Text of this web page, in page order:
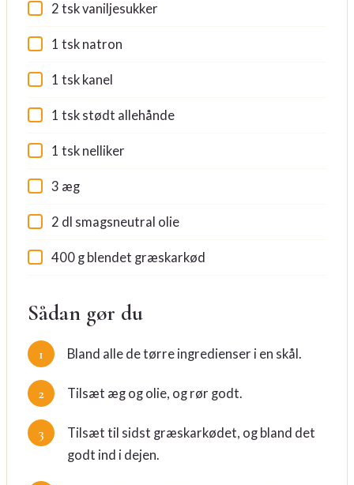
2 tsk vaniljesukker
1 tsk natron
1 tsk kanel
1 tsk stødt allehånde
1 tsk nelliker
3 æg
2 dl smagsneutral olie
400 g blendet græskarkød
Sådan gør du
Bland alle de tørre ingredienser i en skål.
Tilsæt æg og olie, og rør godt.
Tilsæt til sidst græskarkødet, og bland det
godt ind i dejen.